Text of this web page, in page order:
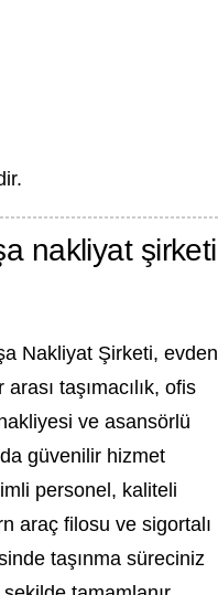
nakliyat şirketi
Nakliyat Şirketi, evden
taşımacılık, ofis
ve asansörlü
güvenilir hizmet
personel, kaliteli
araç filosu ve sigortalı
taşınma süreciniz